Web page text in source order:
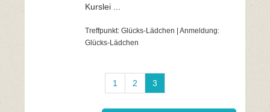
Kurslei ...
Treffpunkt: Glücks-Lädchen | Anmeldung:
Glücks-Lädchen
1 2 3